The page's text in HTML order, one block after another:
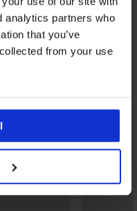
analytics partners who
that you’ve
from your use